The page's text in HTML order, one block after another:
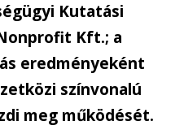
Kutatási
Kft.; a
eredményeként
színvonalú
meg működését.